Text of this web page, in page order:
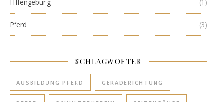
Hilfengebung (1)
Pferd (3)
SCHLAGWÖRTER
AUSBILDUNG PFERD GERADERICHTUNG